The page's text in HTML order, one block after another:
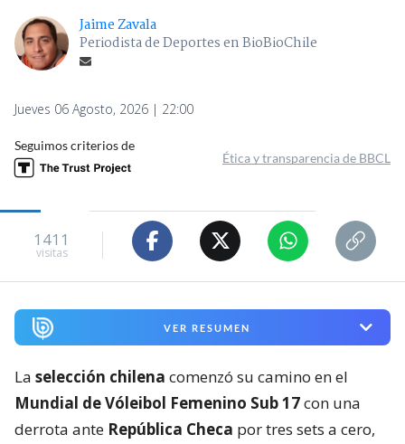
Jaime Zavala
Periodista de Deportes en BioBioChile
Jueves 06 Agosto, 2026 | 22:00
Seguimos criterios de
Ética y transparencia de BBCL
1411
visitas
VER RESUMEN
La selección chilena comenzó su camino en el
Mundial de Vóleibol Femenino Sub 17con una
derrota ante República Checa por tres sets a cero,